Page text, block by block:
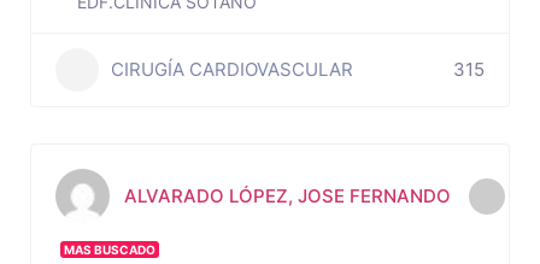
CIRUGÍA CARDIOVASCULAR 315
ALVARADO LÓPEZ, JOSE FERNANDO
MAS BUSCADO